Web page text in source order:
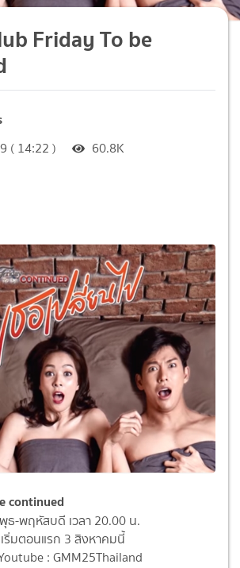
Friday To be
( 14:22 ) 60.8K
continued
-พฤหัสบดี เวลา 20.00 น.
ริ่มตอนแรก 3 สิงหาคมนี้
: GMM25Thailand